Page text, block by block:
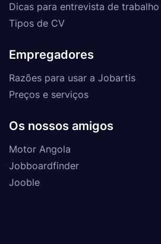
Dicas para entrevista de trabalho
Tipos de CV
Empregadores
Razões para usar a Jobartis
Preços e serviços
Os nossos amigos
Motor Angola
Jobboardfinder
Jooble